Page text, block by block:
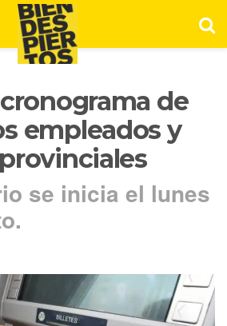
de
empleados y
se inicia el lunes